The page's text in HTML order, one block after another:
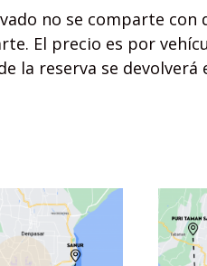
no se comparte con
El precio es por
la reserva se